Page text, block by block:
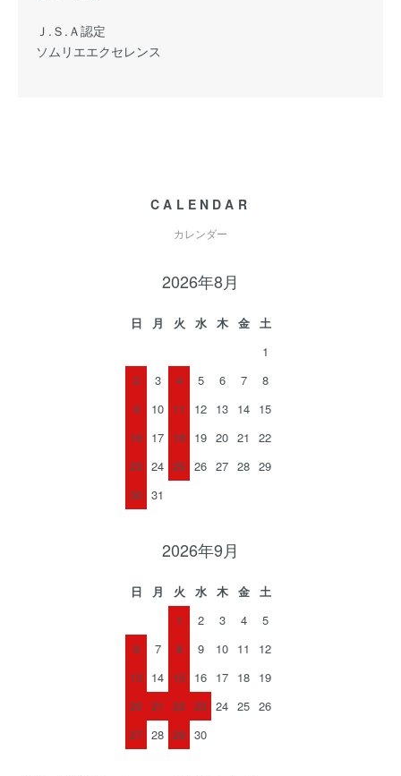
Ｊ.Ｓ.Ａ認定
ソムリエエクセレンス
CALENDAR
カレンダー
2026年8月
日 月 火 水 木 金
土
1
2
3 4 5 6 7
8
9
10 11 12 13 14 15
16 17 18 19 20 21
22
23 24 25 26 27 28 29
30 31
2026年9月
日 月 火 水 木 金
土
1
2 3 4
5
6
7 8 9 10 11
12
13 14 15 16 17 18 19
20 21 22 23 24 25 26
27 28 29 30